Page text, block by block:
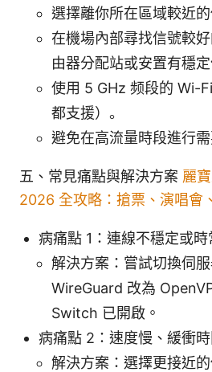
選擇離你所在區域較近的
在機場內部尋找信號較
由器分配站或安置有穩
使用 5 GHz 频段的 Wi-
都支援）。
避免在高流量時段進行
五、常見痛點與解決方案 麗
2026 全攻略：搶票、演唱會
病痛點 1：連線不穩定或時
解決方案：嘗試切換伺
WireGuard 改為
Switch 已開啟。
病痛點 2：速度慢、緩衝
解決方案：選擇更接近